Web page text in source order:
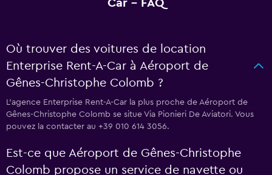
Car - FAQ
Où trouver des voitures de location
Enterprise Rent-A-Car à Aéroport de
Gênes-Christophe Colomb ?
L’agence Enterprise Rent-A-Car la plus proche de Aéroport de
Gênes-Christophe Colomb se situe Via Pionieri De Aviatori. Vous
pouvez la contacter au +39 010 614 3056.
Est-ce que Aéroport de Gênes-Christophe
Colomb propose un service de navette ou